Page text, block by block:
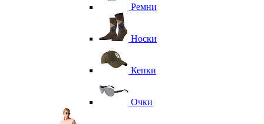
Ремни
Носки
Кепки
Очки